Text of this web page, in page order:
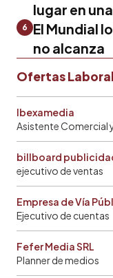
lugar en
6
El Mundial
no alcanza
Ofertas
Ibexamedia
Asistente Comercial
billboard
ejecutivo de ventas
Empresa de Vía
Ejecutivo de cuentas
Fefer Media SRL
Planner de medios